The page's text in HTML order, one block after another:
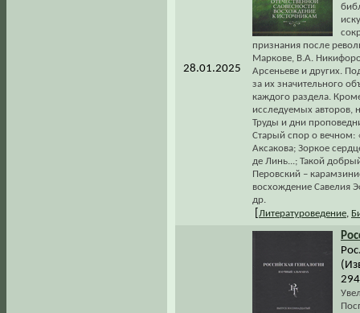
28.01.2025
признания после
Маркове, В.А.
Арсеньеве и других.
за их значительного
каждого раздела.
исследуемых авторов,
Труды и дни
Старый спор о вечном:
Аксакова; Зоркое
де Линь...; Такой
Перовский –
восхождение Савелия
др.
Литературоведение,